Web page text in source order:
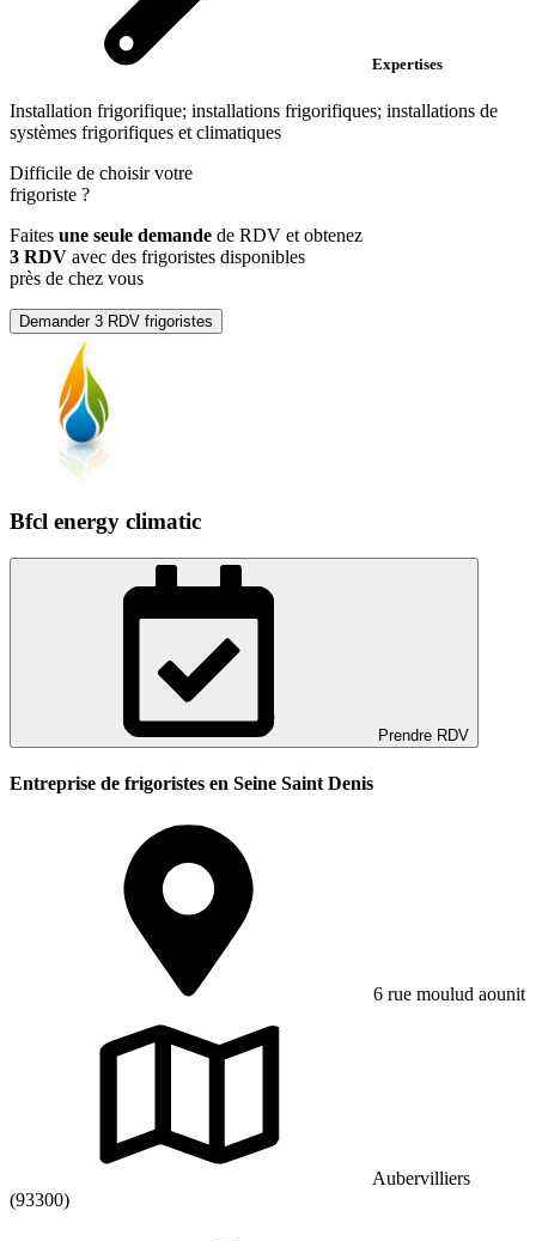
Expertises
Installation frigorifique; installations frigorifiques; installations de
systèmes frigorifiques et climatiques
Difficile de choisir votre
frigoriste ?
Faites une seule demande de RDV et obtenez
3 RDV avec des frigoristes disponibles
près de chez vous
Demander 3 RDV frigoristes
Bfcl energy climatic
Prendre RDV
Entreprise de frigoristes en Seine Saint Denis
6 rue moulud aounit
Aubervilliers
(93300)